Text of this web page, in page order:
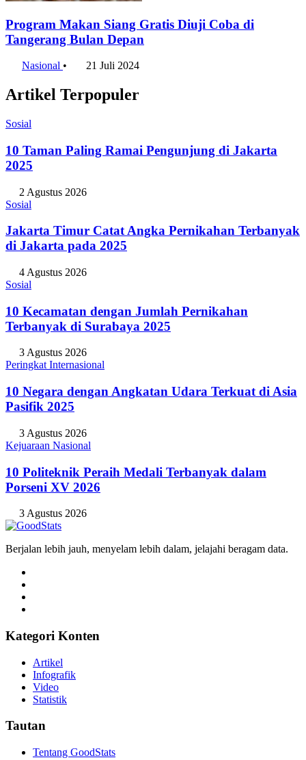
Program Makan Siang Gratis Diuji Coba di
Tangerang Bulan Depan
Nasional • 21 Juli 2024
Artikel Terpopuler
Sosial
10 Taman Paling Ramai Pengunjung di Jakarta
2025
2 Agustus 2026
Sosial
Jakarta Timur Catat Angka Pernikahan Terbanyak
di Jakarta pada 2025
4 Agustus 2026
Sosial
10 Kecamatan dengan Jumlah Pernikahan
Terbanyak di Surabaya 2025
3 Agustus 2026
Peringkat Internasional
10 Negara dengan Angkatan Udara Terkuat di Asia
Pasifik 2025
3 Agustus 2026
Kejuaraan Nasional
10 Politeknik Peraih Medali Terbanyak dalam
Porseni XV 2026
3 Agustus 2026
Berjalan lebih jauh, menyelam lebih dalam, jelajahi beragam data.
Kategori Konten
Artikel
Infografik
Video
Statistik
Tautan
Tentang GoodStats